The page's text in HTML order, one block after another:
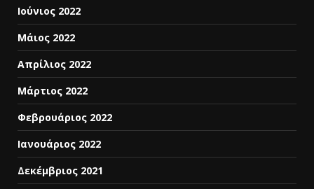
Ιούνιος 2022
Μάιος 2022
Απρίλιος 2022
Μάρτιος 2022
Φεβρουάριος 2022
Ιανουάριος 2022
Δεκέμβριος 2021